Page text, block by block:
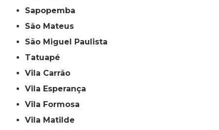
Sapopemba
São Mateus
São Miguel Paulista
Tatuapé
Vila Carrão
Vila Esperança
Vila Formosa
Vila Matilde